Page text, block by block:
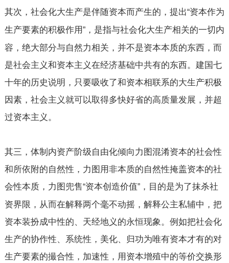
其次，社会化大生产是伴随资本而产生的，提出“资本作为
生产要素的积极作用”，是指与社会化大生产相关的一切内
容，绝大部分与自然力相关，并不是资本本质的东西，而
是社会主义和资本主义在经济基础中共有的东西。建国七
十年的历史说明，只要吸收了和资本相联系的大生产积极
因素，社会主义就可以取得多快好省的高质量发展，并超
过资本主义。
其三，体制内资产阶级自由化倾向力图混淆资本的社会性
和所依附的自然性，力图用非本质的自然性掩盖资本的社
会性本质，力图兜售“资本创造价值”，目的是为了抹杀社
资界限，从而在解释两个毫不动摇，解释公主私辅中，把
资本装扮成中性的、天经地义的永恒现象。例如把社会化
生产的协作性、系统性，美化、归功为唯有资本才有的对
生产要素的撮合性，加速性，用资本增殖中的等价交换形